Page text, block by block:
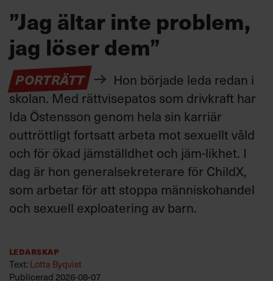
”Jag ältar inte problem,
jag löser dem”
PORTRÄTT
Hon började leda redan i
skolan. Med rättvisepatos som drivkraft har
Ida Östensson genom hela sin karriär
outtröttligt fortsatt arbeta mot sexuellt våld
och för ökad jämställdhet och jäm-likhet. I
dag är hon generalsekreterare för ChildX,
som arbetar för att stoppa människohandel
och sexuell exploatering av barn.
Ledarskap
Text: Lotta Byqvist
Publicerad 2026-08-07